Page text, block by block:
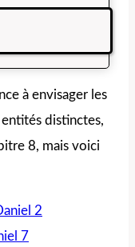
à envisager les
distinctes,
8, mais voici
2
7